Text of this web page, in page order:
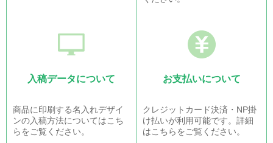
入稿データについて
商品に印刷する名入れデザイ
ンの入稿方法についてはこち
らをご覧ください。
お支払いについて
クレジットカード決済・NP掛
け払いが利用可能です。詳細
はこちらをご覧ください。